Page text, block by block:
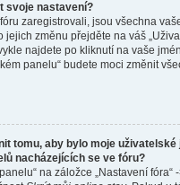
svoje nastavení?
zaregistrovali, jsou všechna
jejich změnu přejděte na váš
najdete po kliknutí na vaše
panelu“ budete moci změnit
tomu, aby bylo moje uživatelské
nacházejících se ve fóru?
na záložce „Nastavení fóra“